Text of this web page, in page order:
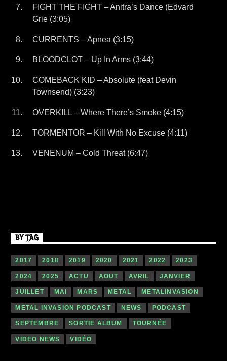
FIGHT THE FIGHT – Anitra’s Dance (Edvard
Grie (3:05)
CURRENTS – Apnea (3:15)
BLOODCLOT – Up In Arms (3:44)
COMEBACK KID – Absolute (feat Devin
Townsend) (3:23)
OVERKILL – Where There’s Smoke (4:15)
TORMENTOR – Kill With No Excuse (4:11)
VENENUM – Cold Threat (6:47)
BY TAG
2017 2018 2019 2020 2021 2022 2023
2024 2025 ACTU AOUT AVRIL JANVIER
JUILLET MAI MARS METAL METALINVASION
METAL INVASION PODCAST NEWS PODCAST
SEPTEMBRE SORTIE ALBUM TOURNÉE
VIDEO NEWS VIDÉO